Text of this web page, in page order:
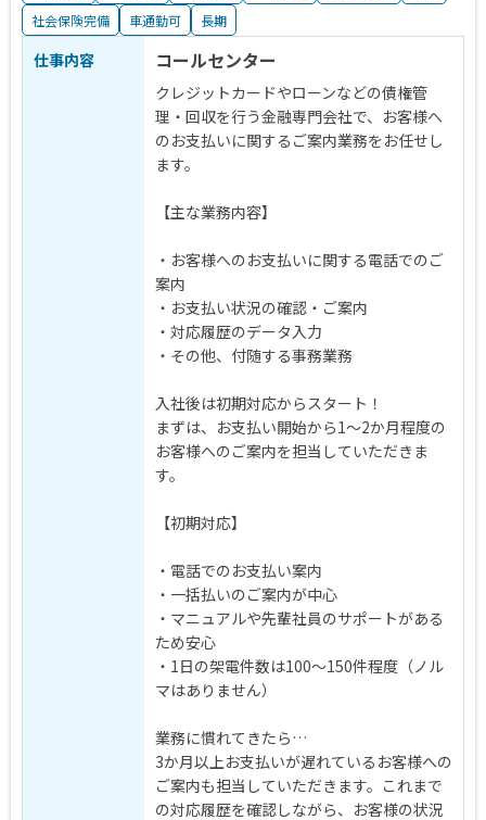
社会保険完備
車通勤可 長期
仕事内容 コールセンター
クレジットカードやローンなどの債権管
理・回収を行う金融専門会社で、お客様へ
のお支払いに関するご案内業務をお任せし
ます。
【主な業務内容】
・お客様へのお支払いに関する電話でのご
案内
・お支払い状況の確認・ご案内
・対応履歴のデータ入力
・その他、付随する事務業務
入社後は初期対応からスタート！
まずは、お支払い開始から1～2か月程度の
お客様へのご案内を担当していただきま
す。
【初期対応】
・電話でのお支払い案内
・一括払いのご案内が中心
・マニュアルや先輩社員のサポートがある
ため安心
・1日の架電件数は100～150件程度（ノル
マはありません）
業務に慣れてきたら…
3か月以上お支払いが遅れているお客様への
ご案内も担当していただきます。これまで
の対応履歴を確認しながら、お客様の状況